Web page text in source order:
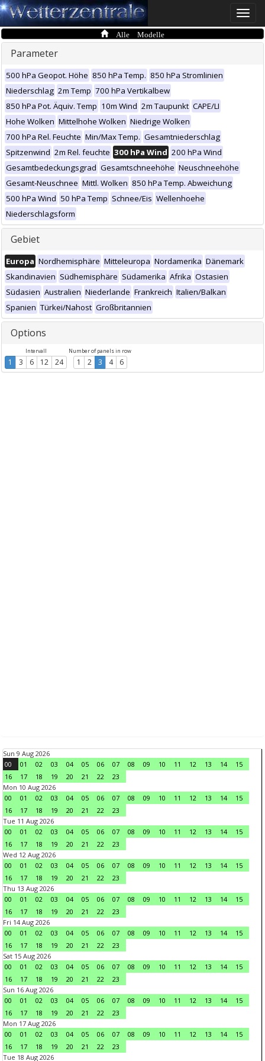
Toggle
Alle Modelle
Parameter
500 hPa Geopot. Höhe 850 hPa Temp. 850 hPa Stromlinien
Niederschlag 2m Temp 700 hPa Vertikalbew
850 hPa Pot. Äquiv. Temp 10m Wind 2m Taupunkt CAPE/LI
Hohe Wolken Mittelhohe Wolken Niedrige Wolken
700 hPa Rel. Feuchte Min/Max Temp. Gesamtniederschlag
Spitzenwind 2m Rel. feuchte 300 hPa Wind 200 hPa Wind
Gesamtbedeckungsgrad Gesamtschneehöhe Neuschneehöhe
Gesamt-Neuschnee Mittl. Wolken 850 hPa Temp. Abweichung
500 hPa Wind 50 hPa Temp Schnee/Eis Wellenhoehe
Niederschlagsform
Gebiet
Europa Nordhemisphäre Mitteleuropa Nordamerika Dänemark
Skandinavien Südhemisphäre Südamerika Afrika Ostasien
Südasien Australien Niederlande Frankreich Italien/Balkan
Spanien Türkei/Nahost Großbritannien
Options
Intervall
1 3 6 12 24
Number of panels in row
1 2 3 4 6
Sun 9 Aug 2026
00
01 02 03 04 05 06 07 08 09 10 11 12 13 14
15
16
17 18 19 20 21 22
23
Mon 10 Aug 2026
00
01 02 03 04 05 06 07 08 09 10 11 12 13 14
15
16
17 18 19 20 21 22
23
Tue 11 Aug 2026
00
01 02 03 04 05 06 07 08 09 10 11 12 13 14
15
16
17 18 19 20 21 22
23
Wed 12 Aug 2026
00
01 02 03 04 05 06 07 08 09 10 11 12 13 14
15
16
17 18 19 20 21 22
23
Thu 13 Aug 2026
00
01 02 03 04 05 06 07 08 09 10 11 12 13 14
15
16
17 18 19 20 21 22
23
Fri 14 Aug 2026
00
01 02 03 04 05 06 07 08 09 10 11 12 13 14
15
16
17 18 19 20 21 22
23
Sat 15 Aug 2026
00
01 02 03 04 05 06 07 08 09 10 11 12 13 14
15
16
17 18 19 20 21 22
23
Sun 16 Aug 2026
00
01 02 03 04 05 06 07 08 09 10 11 12 13 14
15
16
17 18 19 20 21 22
23
Mon 17 Aug 2026
00
01 02 03 04 05 06 07 08 09 10 11 12 13 14
15
16
17 18 19 20 21 22
23
Tue 18 Aug 2026